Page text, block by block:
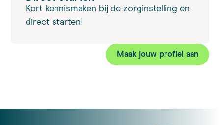
Kort kennismaken bij de zorginstelling en
direct starten!
Maak jouw profiel aan